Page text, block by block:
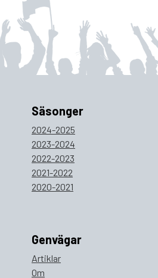
Säsonger
2024-2025
2023-2024
2022-2023
2021-2022
2020-2021
Genvägar
Artiklar
Om